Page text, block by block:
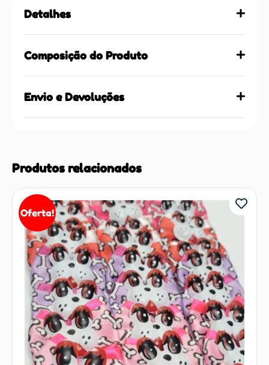
Detalhes
Composição do Produto
Envio e Devoluções
Produtos relacionados
Oferta!